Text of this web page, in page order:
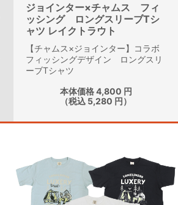
ジョインター×チャムス フィ
ッシング ロングスリーブTシ
ャツ レイクトラウト
【チャムス×ジョインター】コラボ
フィッシングデザイン ロングスリ
ーブTシャツ
本体価格 4,800 円
（税込 5,280 円）